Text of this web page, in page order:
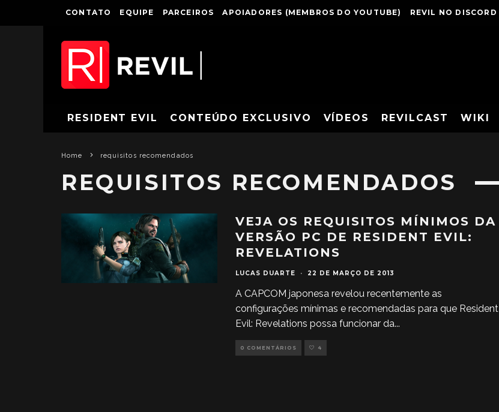
CONTATO EQUIPE PARCEIROS APOIADORES (MEMBROS DO YOUTUBE) REVIL NO DISCORD
RESIDENT EVIL CONTEÚDO EXCLUSIVO VÍDEOS REVILCAST WIKI
Home requisitos recomendados
REQUISITOS RECOMENDADOS
VEJA OS REQUISITOS MÍNIMOS DA
VERSÃO PC DE RESIDENT EVIL:
REVELATIONS
LUCAS DUARTE · 22 DE MARÇO DE 2013
A CAPCOM japonesa revelou recentemente as
configurações mínimas e recomendadas para que Resident
Evil: Revelations possa funcionar da...
0 COMENTÁRIOS 4